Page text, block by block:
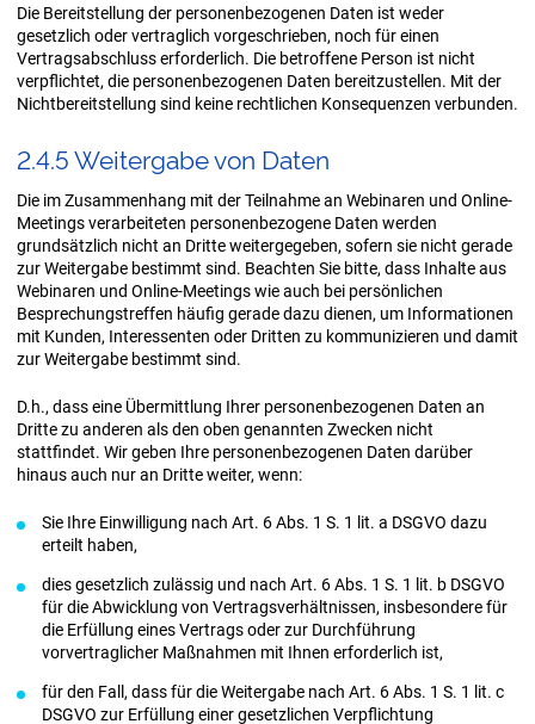
Die Bereitstellung der personenbezogenen Daten ist weder
gesetzlich oder vertraglich vorgeschrieben, noch für einen
Vertragsabschluss erforderlich. Die betroffene Person ist nicht
verpflichtet, die personenbezogenen Daten bereitzustellen. Mit der
Nichtbereitstellung sind keine rechtlichen Konsequenzen verbunden.
2.4.5 Wei­ter­ga­be von Daten
Die im Zusammenhang mit der Teilnahme an Webinaren und Online-
Meetings verarbeiteten personenbezogene Daten werden
grundsätzlich nicht an Dritte weitergegeben, sofern sie nicht gerade
zur Weitergabe bestimmt sind. Beachten Sie bitte, dass Inhalte aus
Webinaren und Online-Meetings wie auch bei persönlichen
Besprechungstreffen häufig gerade dazu dienen, um Informationen
mit Kunden, Interessenten oder Dritten zu kommunizieren und damit
zur Weitergabe bestimmt sind.
D.h., dass eine Übermittlung Ihrer personenbezogenen Daten an
Dritte zu anderen als den oben genannten Zwecken nicht
stattfindet. Wir geben Ihre personenbezogenen Daten darüber
hinaus auch nur an Dritte weiter, wenn:
Sie Ihre Einwilligung nach Art. 6 Abs. 1 S. 1 lit. a DSGVO dazu
erteilt haben,
dies gesetzlich zulässig und nach Art. 6 Abs. 1 S. 1 lit. b DSGVO
für die Abwicklung von Vertragsverhältnissen, insbesondere für
die Erfüllung eines Vertrags oder zur Durchführung
vorvertraglicher Maßnahmen mit Ihnen erforderlich ist,
für den Fall, dass für die Weitergabe nach Art. 6 Abs. 1 S. 1 lit. c
DSGVO zur Erfüllung einer gesetzlichen Verpflichtung